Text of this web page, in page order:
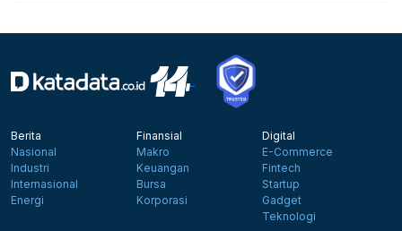
Berita
Nasional
Industri
Internasional
Energi
Finansial
Makro
Keuangan
Bursa
Korporasi
Digital
E-Commerce
Fintech
Startup
Gadget
Teknologi